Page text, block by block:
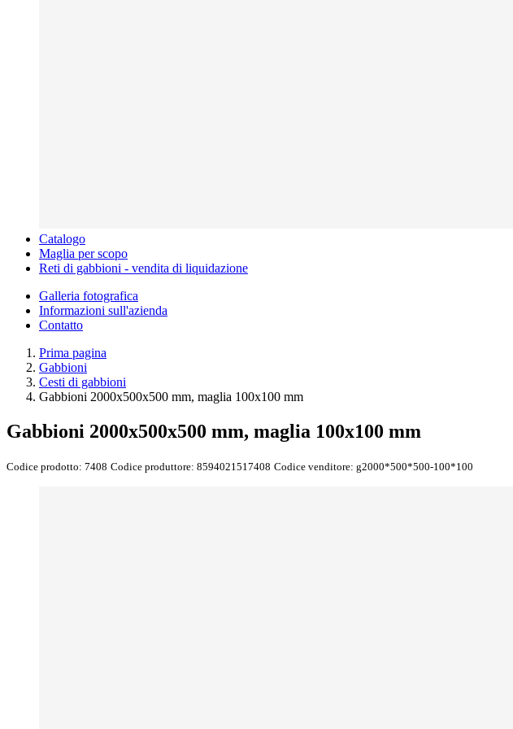
Catalogo
Maglia per scopo
Reti di gabbioni - vendita di liquidazione
Galleria fotografica
Informazioni sull'azienda
Contatto
Prima pagina
Gabbioni
Cesti di gabbioni
Gabbioni 2000x500x500 mm, maglia 100x100 mm
Gabbioni 2000x500x500 mm, maglia 100x100 mm
Codice prodotto: 7408 Codice produttore: 8594021517408 Codice venditore: g2000*500*500-100*100